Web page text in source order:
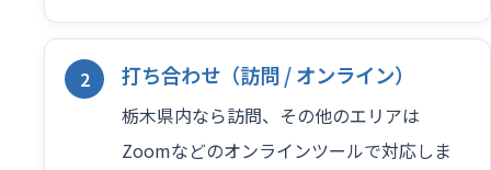
打ち合わせ（訪問 / オンライン）
栃木県内なら訪問、その他のエリアは
Zoomなどのオンラインツールで対応しま